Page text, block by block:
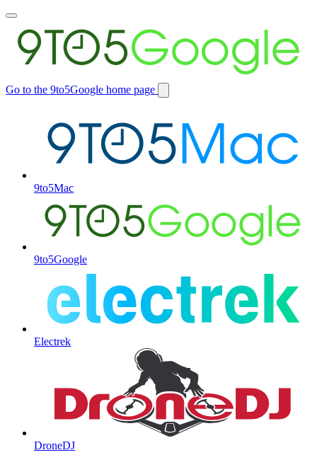
Toggle
main
menu
Go to the 9to5Google home page
Switch
9to5Mac
9to5Google
Electrek
DroneDJ